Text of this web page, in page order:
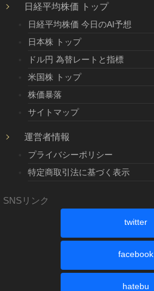
日経平均株価 トップ
日経平均株価 今日のAI予想
日本株 トップ
ドル円 為替レートと指標
米国株 トップ
株価暴落
サイトマップ
運営者情報
プライバシーポリシー
特定商取引法に基づく表示
SNSリンク
twitter
facebook
hatebu